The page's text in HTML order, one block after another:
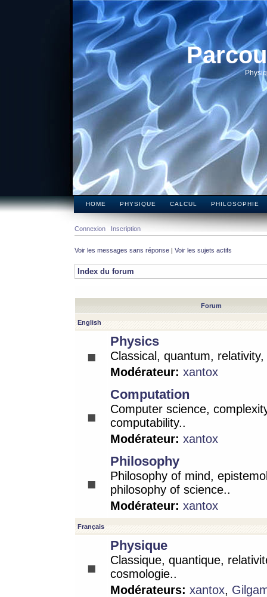
HOME PHYSIQUE CALCUL PHILOSOPHIE
Connexion Inscription
Voir les messages sans réponse | Voir les sujets actifs
Index du forum
Forum
English
Physics
Classical, quantum,
Modérateur: xantox
Computation
Computer science,
computability..
Modérateur: xantox
Philosophy
Philosophy of mind,
philosophy of science..
Modérateur: xantox
Français
Physique
Classique, quantique,
cosmologie..
Modérateurs: xantox,